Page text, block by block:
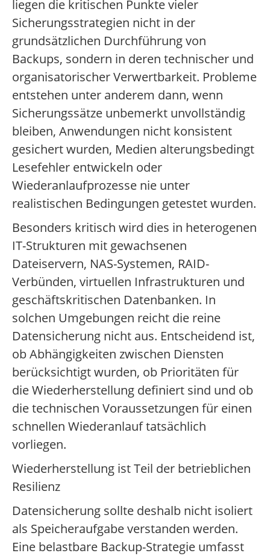
liegen die kritischen Punkte vieler
Sicherungsstrategien nicht in der
grundsätzlichen Durchführung von
Backups, sondern in deren technischer und
organisatorischer Verwertbarkeit. Probleme
entstehen unter anderem dann, wenn
Sicherungssätze unbemerkt unvollständig
bleiben, Anwendungen nicht konsistent
gesichert wurden, Medien alterungsbedingt
Lesefehler entwickeln oder
Wiederanlaufprozesse nie unter
realistischen Bedingungen getestet wurden.
Besonders kritisch wird dies in heterogenen
IT-Strukturen mit gewachsenen
Dateiservern, NAS-Systemen, RAID-
Verbünden, virtuellen Infrastrukturen und
geschäftskritischen Datenbanken. In
solchen Umgebungen reicht die reine
Datensicherung nicht aus. Entscheidend ist,
ob Abhängigkeiten zwischen Diensten
berücksichtigt wurden, ob Prioritäten für
die Wiederherstellung definiert sind und ob
die technischen Voraussetzungen für einen
schnellen Wiederanlauf tatsächlich
vorliegen.
Wiederherstellung ist Teil der betrieblichen
Resilienz
Datensicherung sollte deshalb nicht isoliert
als Speicheraufgabe verstanden werden.
Eine belastbare Backup-Strategie umfasst